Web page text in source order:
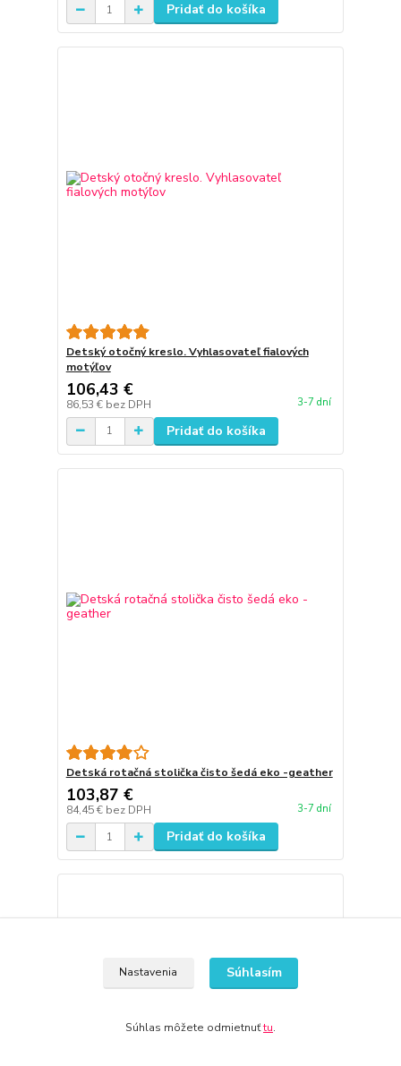
Pridať do košíka
Detský otočný kreslo. Vyhlasovateľ fialových
motýľov
106,43 €
86,53 € bez DPH 3-7 dní
Pridať do košíka
Detská rotačná stolička čisto šedá eko -geather
103,87 €
84,45 € bez DPH 3-7 dní
Pridať do košíka
Nastavenia Súhlasím
Súhlas môžete odmietnuťtu.